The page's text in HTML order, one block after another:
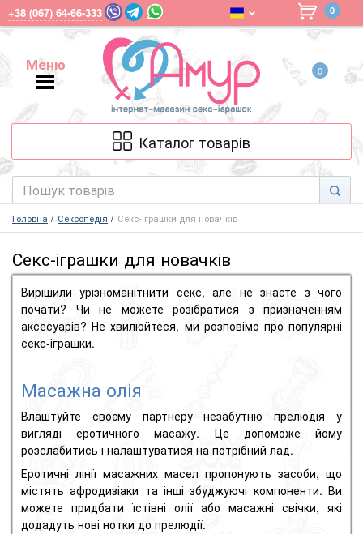
+38 (067) 64-66-333 0
Меню
Меню
0
Каталог товарів
Головна Сексопедія Секс-іграшки для новачків
Секс-іграшки для новачків
Вирішили урізноманітнити секс, але не знаєте з чого
почати?
Чи не можете розібратися з призначенням
аксесуарів? Не хвилюйтеся, ми розповімо про популярні
секс-іграшки.
Масажна олія
Влаштуйте своєму партнеру незабутню прелюдія у
вигляді еротичного масажу.
Це допоможе йому
розслабитись і налаштуватися на потрібний лад.
Еротичні лінії масажних масел пропонують засоби, що
містять афродизіаки та інші збуджуючі компоненти. Ви
можете придбати їстівні олії або масажні свічки, які
додадуть нові нотки до прелюдії.